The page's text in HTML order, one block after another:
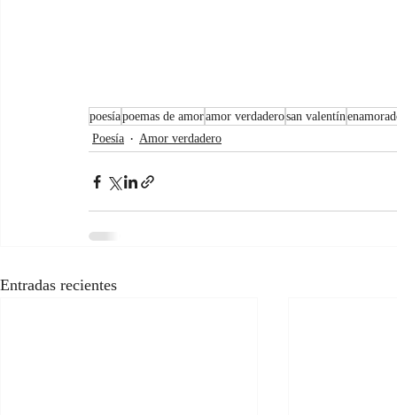
poesíapoemas de amoramor verdaderosan valentín
Poesía
Amor verdadero
Entradas recientes